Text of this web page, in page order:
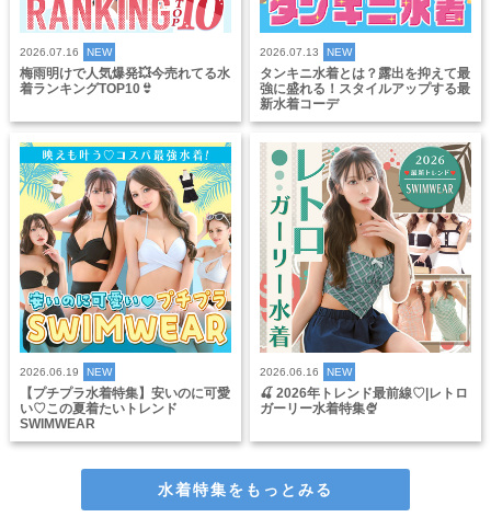
2026.07.16 NEW
梅雨明けで人気爆発💥今売れてる水
着ランキングTOP10👙
2026.07.13 NEW
タンキニ水着とは？露出を抑えて最
強に盛れる！スタイルアップする最
新水着コーデ
2026.06.19 NEW
【プチプラ水着特集】安いのに可愛
い♡この夏着たいトレンド
SWIMWEAR
2026.06.16 NEW
🍒 2026年トレンド最前線♡|レトロ
ガーリー水着特集🍨
水着特集をもっとみる